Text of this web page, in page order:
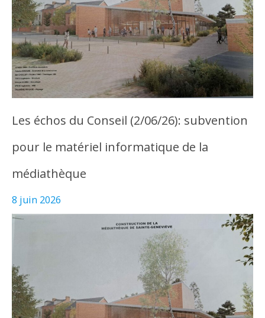
Les échos du Conseil (2/06/26): subvention
pour le matériel informatique de la
médiathèque
8 juin 2026